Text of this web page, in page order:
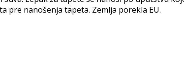
pre nanošenja tapeta. Zemlja porekla EU.